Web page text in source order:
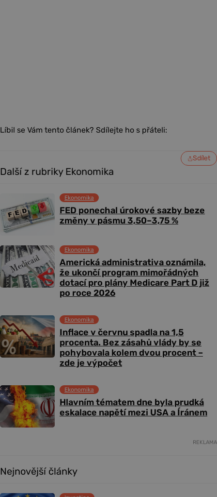
Líbil se Vám tento článek? Sdílejte ho s přáteli:
Sdílet
Další z rubriky Ekonomika
FED ponechal úrokové sazby beze
změny v pásmu 3,50–3,75 %
Ekonomika
Americká administrativa oznámila,
že ukončí program mimořádných
dotací pro plány Medicare Part D již
po roce 2026
Ekonomika
Inflace v červnu spadla na 1,5
procenta. Bez zásahů vlády by se
pohybovala kolem dvou procent –
zde je výpočet
Ekonomika
Hlavním tématem dne byla prudká
eskalace napětí mezi USA a Íránem
Ekonomika
REKLAMA
Nejnovější články